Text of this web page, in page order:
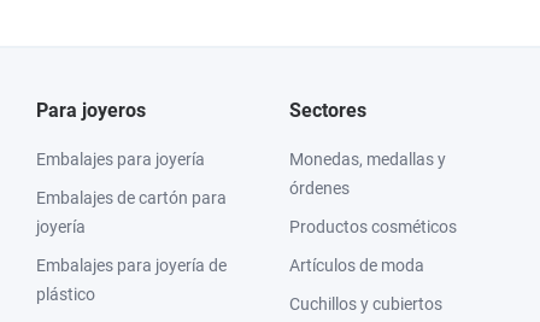
Para joyeros
Embalajes para joyería
Embalajes de cartón para
joyería
Embalajes para joyería de
plástico
Sectores
Monedas, medallas y
órdenes
Productos cosméticos
Artículos de moda
Cuchillos y cubiertos